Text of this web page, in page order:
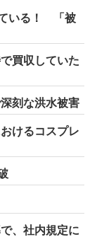
いる！ 「被
買収していた
刻な洪水被害
けるコスプレ
、社内規定に